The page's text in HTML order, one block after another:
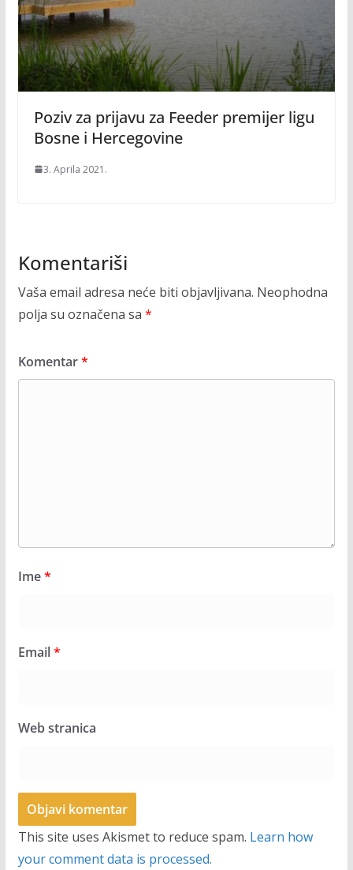
Poziv za prijavu za Feeder premijer ligu
Bosne i Hercegovine
3. Aprila 2021.
Komentariši
Vaša email adresa neće biti objavljivana. Neophodna
polja su označena sa *
Komentar*
Ime*
Email*
Web stranica
This site uses Akismet to reduce spam. Learn how
your comment data is processed.